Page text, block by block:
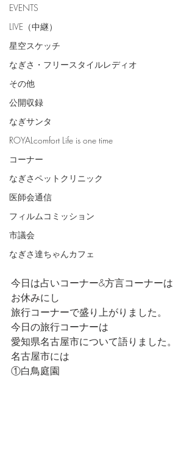
EVENTS
LIVE（中継）
星空スケッチ
なぎさ・フリースタイルレディオ
その他
公開収録
なぎサンタ
ROYALcomfort Life is one time
コーナー
なぎさペットクリニック
医師会通信
フィルムコミッション
市議会
なぎさ達ちゃんカフェ
今日は占いコーナー&方言コーナーは
お休みにし
旅行コーナーで盛り上がりました。
今日の旅行コーナーは
愛知県名古屋市について語りました。
名古屋市には
①白鳥庭園